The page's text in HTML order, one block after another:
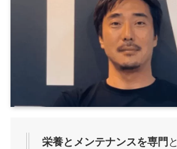
栄養とメンテナンスを専門